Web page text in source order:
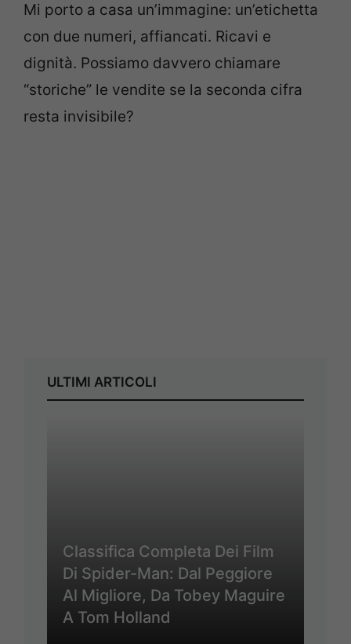
Mi porto a casa un’immagine: un’etichetta
con due numeri, affiancati. Ricavi e
dignità. Possiamo davvero chiamare
“storiche” le vendite se la seconda cifra
resta invisibile?
ULTIMI ARTICOLI
Classifica Completa Dei Film
Di Spider-Man: Dal Peggiore
Al Migliore, Da Tobey Maguire
A Tom Holland